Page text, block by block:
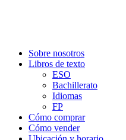
Sobre nosotros
Libros de texto
ESO
Bachillerato
Idiomas
FP
Cómo comprar
Cómo vender